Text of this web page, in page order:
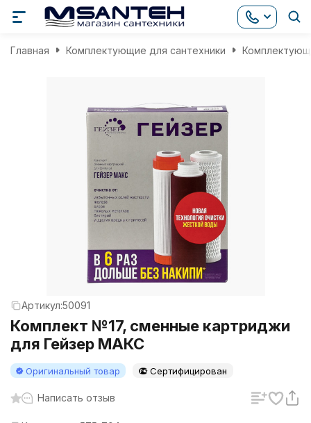
Главная Комплектующие для сантехники
Артикул:50091
Комплект №17, сменные картриджи
для Гейзер МАКС
Оригинальный товар Сертифицирован
Написать отзыв